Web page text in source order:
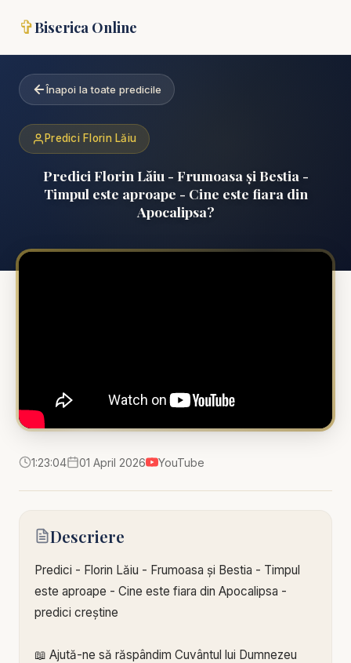
✞Biserica Online
Înapoi la toate predicile
Predici Florin Lăiu
Predici Florin Lăiu - Frumoasa și Bestia -
Timpul este aproape - Cine este fiara din
Apocalipsa?
1:23:04 01 April 2026 YouTube
Descriere
Predici - Florin Lăiu - Frumoasa și Bestia - Timpul
este aproape - Cine este fiara din Apocalipsa -
predici creștine
📖 Ajută-ne să răspândim Cuvântul lui Dumnezeu